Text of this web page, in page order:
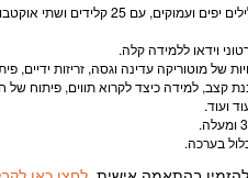
בנייה מעץ עמיד לצלילים יפים ועמוקים, עם 25 קלידים ושתי
וידאו ללמידה קלה.
של מוטוריקה עדינה וגסה, זריזות ידיים,
קצב, למידה כיצד לקרוא תווים, פיתוח של
ועוד.